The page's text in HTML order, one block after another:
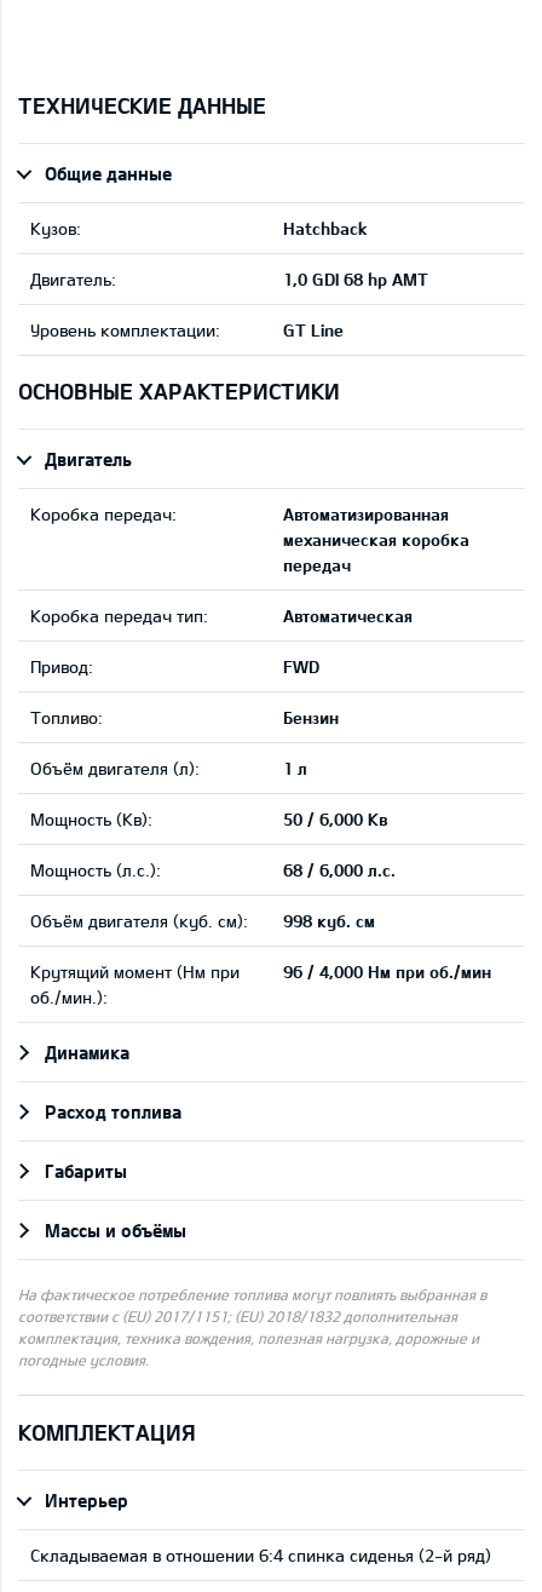
ТЕХНИЧЕСКИЕ ДАННЫЕ
Общие данные
Кузов: Hatchback
Двигатель: 1,0 GDI 68 hp AMT
Уровень комплектации: GT Line
ОСНОВНЫЕ ХАРАКТЕРИСТИКИ
Двигатель
Коробка передач:
Автоматизированная
механическая коробка
передач
Коробка передач тип: Автоматическая
Привод: FWD
Tопливо: Бензин
Объём двигателя (л): 1 л
Мощность (Кв): 50 / 6,000 Кв
Мощность (л.с.): 68 / 6,000 л.с.
Объём двигателя (куб. см): 998 куб. см
Крутящий момент (Нм при
об./мин.):
96 / 4,000 Нм при об./мин
Динамика
Pасход топлива
Габариты
Массы и объёмы
На фактическое потребление топлива могут повлиять выбранная в
соответствии с (EU) 2017/1151; (EU) 2018/1832 дополнительная
комплектация, техника вождения, полезная нагрузка, дорожные и
погодные условия.
КОМПЛЕКТАЦИЯ
Интерьер
Складываемая в отношении 6:4 спинка сиденья (2-й ряд)